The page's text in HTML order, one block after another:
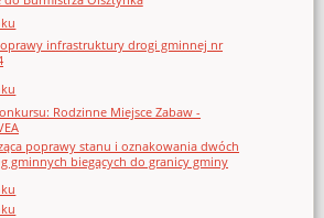
infrastruktury drogi gminnej nr
Rodzinne Miejsce Zabaw -
poprawy stanu i oznakowania dwóch
gminnych biegących do granicy gminy